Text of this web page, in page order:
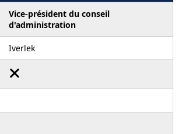
Vice-président du conseil
d'administration
Iverlek